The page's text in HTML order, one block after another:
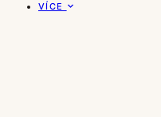
VÍCE